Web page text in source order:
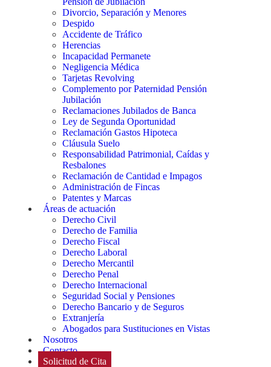
Divorcio, Separación y Menores
Despido
Accidente de Tráfico
Herencias
Incapacidad Permanete
Negligencia Médica
Tarjetas Revolving
Complemento por Paternidad Pensión
Jubilación
Reclamaciones Jubilados de Banca
Ley de Segunda Oportunidad
Reclamación Gastos Hipoteca
Cláusula Suelo
Responsabilidad Patrimonial, Caídas y
Resbalones
Reclamación de Cantidad e Impagos
Administración de Fincas
Patentes y Marcas
Áreas de actuación
Derecho Civil
Derecho de Familia
Derecho Fiscal
Derecho Laboral
Derecho Mercantil
Derecho Penal
Derecho Internacional
Seguridad Social y Pensiones
Derecho Bancario y de Seguros
Extranjería
Abogados para Sustituciones en Vistas
Nosotros
Contacto
Solicitud de Cita